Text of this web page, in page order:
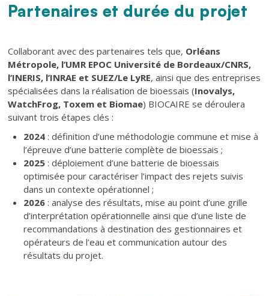
Texte
Partenaires et durée du projet
Texte
Collaborant avec des partenaires tels que, Orléans
Métropole, l’UMR EPOC Université de Bordeaux/CNRS,
l’INERIS, l’INRAE et SUEZ/Le LyRE, ainsi que des entreprises
spécialisées dans la réalisation de bioessais (Inovalys,
WatchFrog, Toxem et Biomae) BIOCAIRE se déroulera
suivant trois étapes clés :
2024: définition d’une méthodologie commune et mise à
l’épreuve d’une batterie complète de bioessais ;
2025: déploiement d’une batterie de bioessais
optimisée pour caractériser l’impact des rejets suivis
dans un contexte opérationnel ;
2026: analyse des résultats, mise au point d’une grille
d’interprétation opérationnelle ainsi que d’une liste de
recommandations à destination des gestionnaires et
opérateurs de l’eau et communication autour des
résultats du projet.